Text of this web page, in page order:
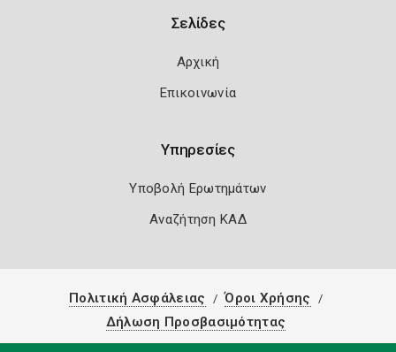
Σελίδες
Αρχική
Επικοινωνία
Υπηρεσίες
Υποβολή Ερωτημάτων
Αναζήτηση ΚΑΔ
Πολιτική Ασφάλειας
Όροι Χρήσης
Δήλωση Προσβασιμότητας